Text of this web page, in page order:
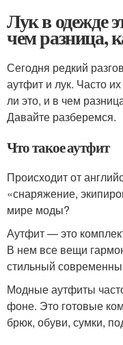
Лук в одежде
чем разница,
Сегодня редкий
аутфит и лук. Часто
ли это, и в чем
Давайте разберемся.
Что такое аутфит
Происходит от
«снаряжение,
мире моды?
Аутфит — это
В нем все вещи
стильный
Модные аутфиты
фоне. Это готовые
брюк, обуви, сумки,